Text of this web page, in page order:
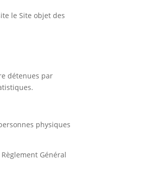
le Site objet des
détenues par
physiques
Général